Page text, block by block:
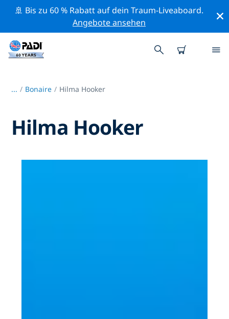
🚢 Bis zu 60 % Rabatt auf dein Traum-Liveaboard.
Angebote ansehen
... / Bonaire Hilma Hooker
Hilma Hooker